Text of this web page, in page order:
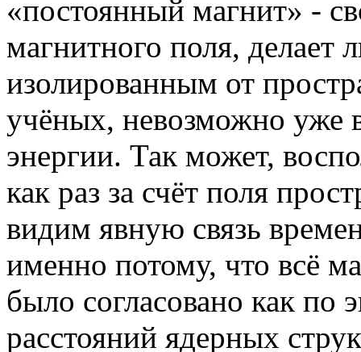
«постоянный магнит» -
магнитного поля, делает
изолированным от
учёных, невозможно уже
энергии. Так может,
как раз за счёт поля
видим явную связь
именно потому, что всё
было согласовано как по
расстояний ядерных